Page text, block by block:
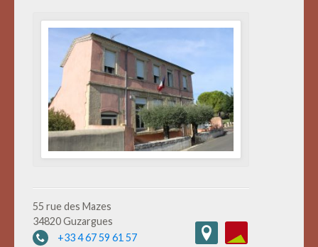
55 rue des Mazes
34820 Guzargues
+33 4 67 59 61 57